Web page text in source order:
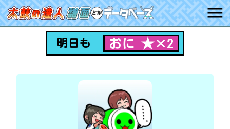
明日も おに ★×2